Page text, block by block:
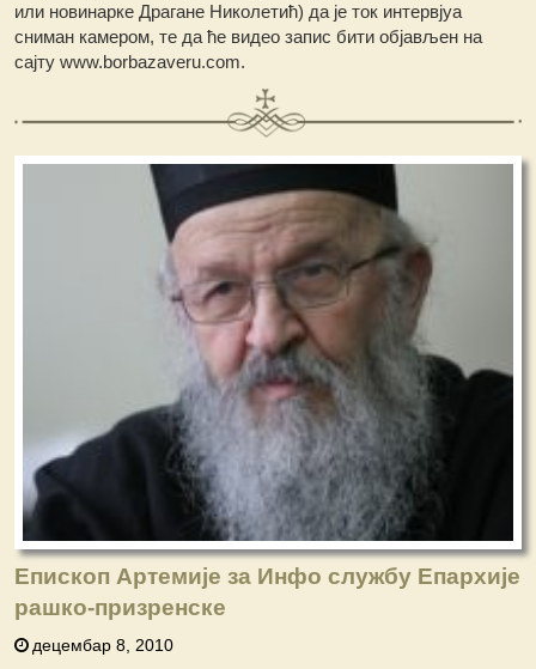
или новинарке Драгане Николетић) да је ток интервјуа
сниман камером, те да ће видео запис бити објављен на
сајту www.borbazaveru.com.
Епископ Артемије за Инфо службу Епархије
рашко-призренске
децембар 8, 2010